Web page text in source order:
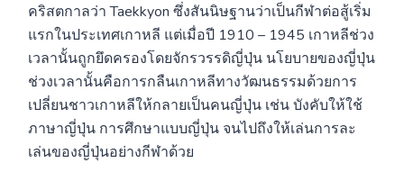
คริสตกาลว่า Taekkyon ซึ่งสันนิษฐานว่าเป็นกีฬาต่อสู้เริ่ม
แรกในประเทศเกาหลี แต่เมื่อปี 1910 – 1945 เกาหลีช่วง
เวลานั้นถูกยึดครองโดยจักรวรรดิญี่ปุ่น นโยบายของญี่ปุ่น
ช่วงเวลานั้นคือการกลืนเกาหลีทางวัฒนธรรมด้วยการ
เปลี่ยนชาวเกาหลีให้กลายเป็นคนญี่ปุ่น เช่น บังคับให้ใช้
ภาษาญี่ปุ่น การศึกษาแบบญี่ปุ่น จนไปถึงให้เล่นการละ
เล่นของญี่ปุ่นอย่างกีฬาด้วย